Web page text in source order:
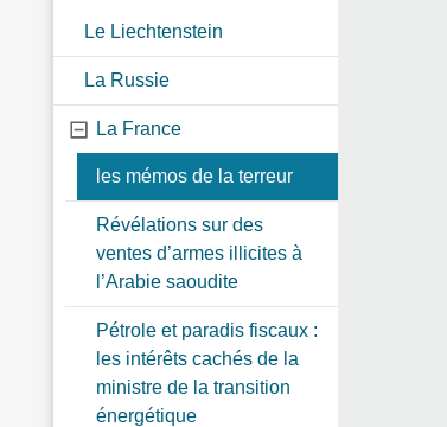
Le Liechtenstein
La Russie
La France
les mémos de la terreur
Révélations sur des
ventes d’armes illicites à
l’Arabie saoudite
Pétrole et paradis fiscaux :
les intérêts cachés de la
ministre de la transition
énergétique